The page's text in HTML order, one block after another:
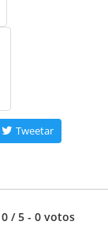
Tweetar
0 / 5 - 0 votos